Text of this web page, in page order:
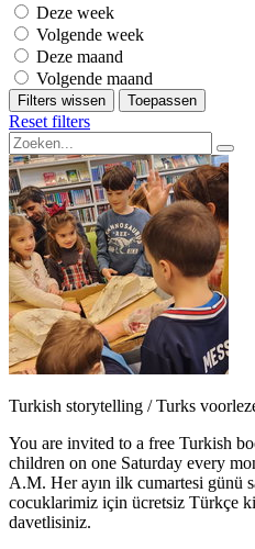
Deze week
Volgende week
Deze maand
Volgende maand
Filters wissen Toepassen
Reset filters
Turkish storytelling / Turks
You are invited to a free Turkish
children on one Saturday every
A.M. Her ayın ilk cumartesi günü
cocuklarimiz için ücretsiz Türkçe
davetlisiniz.